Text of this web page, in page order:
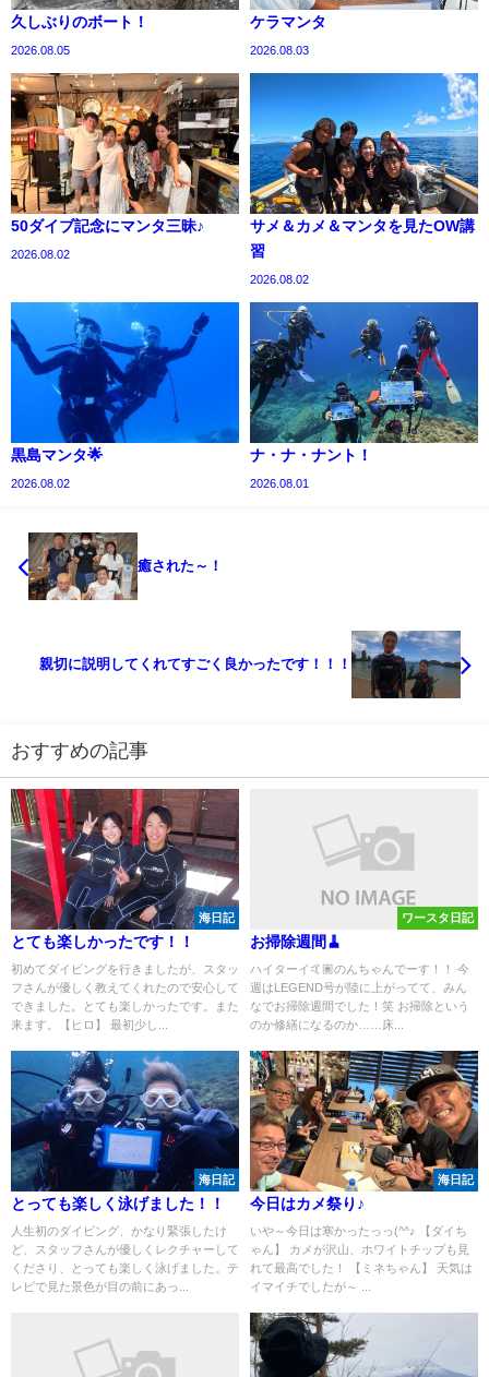
久しぶりのボート！
2026.08.05
ケラマンタ
2026.08.03
50ダイブ記念にマンタ三昧♪
2026.08.02
サメ＆カメ＆マンタを見たOW講
習
2026.08.02
黒島マンタ🌟
2026.08.02
ナ・ナ・ナント！
2026.08.01
癒された～！
親切に説明してくれてすごく良かったです！！！
おすすめの記事
海日記
とても楽しかったです！！
初めてダイビングを行きましたが、スタッ
フさんが優しく教えてくれたので安心して
できました。とても楽しかったです。また
来ます。【ヒロ】 最初少し...
ワースタ日記
お掃除週間🧹
ハイターイ🤙🏽のんちゃんでーす！！ 今
週はLEGEND号が陸に上がってて、みん
なでお掃除週間でした！笑 お掃除という
のか修繕になるのか……床...
海日記
とっても楽しく泳げました！！
人生初のダイビング、かなり緊張したけ
ど、スタッフさんが優しくレクチャーして
くださり、とっても楽しく泳げました。テ
レビで見た景色が目の前にあっ...
海日記
今日はカメ祭り♪
いや～今日は寒かったっっ(^^♪ 【ダイち
ゃん】 カメが沢山、ホワイトチップも見
れて最高でした！ 【ミネちゃん】 天気は
イマイチでしたが～ ...